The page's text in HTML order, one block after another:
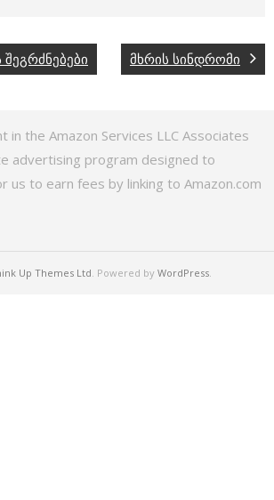
მხრის სინდრომი
in the Amazon Services LLC Associates
advertising program designed to
us to earn fees by linking to Amazon.com
Up Themes Ltd. Powered by WordPress.